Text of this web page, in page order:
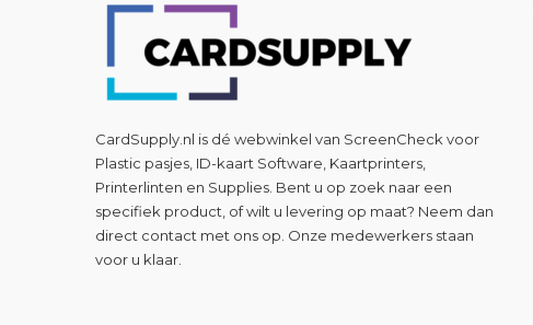
CardSupply.nl is dé webwinkel van ScreenCheck voor
Plastic pasjes, ID-kaart Software, Kaartprinters,
Printerlinten en Supplies. Bent u op zoek naar een
specifiek product, of wilt u levering op maat? Neem dan
direct contact met ons op. Onze medewerkers staan
voor u klaar.